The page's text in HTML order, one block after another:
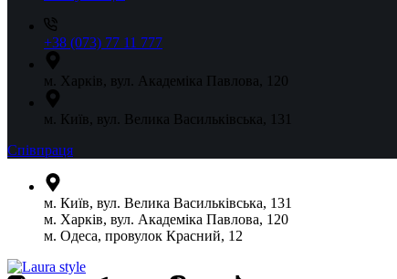
+38 (073) 77 11 777
м. Харків, вул. Академіка Павлова, 120
м. Київ, вул. Велика Васильківська, 131
Співпраця
м. Київ, вул. Велика Васильківська, 131
м. Харків, вул. Академіка Павлова, 120
м. Одеса, провулок Красний, 12